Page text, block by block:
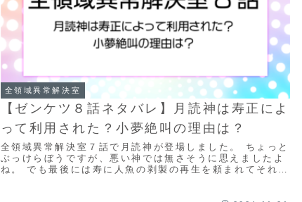
全領域異常解決室
【ゼンケツ８話ネタバレ】月読神は寿正によ
って利用された？小夢絶叫の理由は？
全領域異常解決室７話で月読神が登場しました。 ちょっと
ぶっけらぼうですが、悪い神では無さそうに思えましたよ
ね。 でも最後には寿に人魚の剥製の再生を頼まれてそれを